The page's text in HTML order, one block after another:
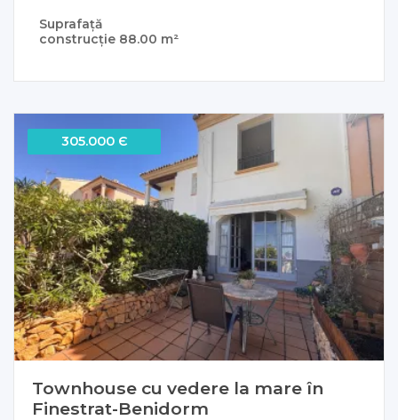
Suprafață
construcție 88.00 m²
305.000 Є
Townhouse cu vedere la mare în
Finestrat-Benidorm